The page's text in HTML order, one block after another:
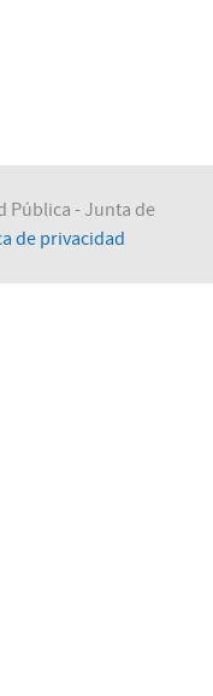
Pública - Junta de
de privacidad